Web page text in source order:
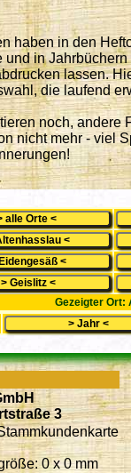
haben in den
und in Jahrbüchern
lassen.
die laufend
noch, andere
nicht mehr - viel
Gezeigter Ort:
3
0 x 0 mm